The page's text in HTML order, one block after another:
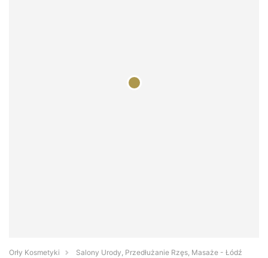
Orły Kosmetyki
Salony Urody, Przedłużanie Rzęs, Masaże - Łódź